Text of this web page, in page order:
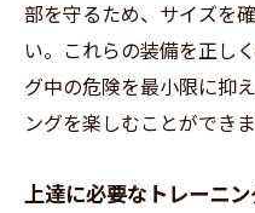
部を守るため、サイズを
い。これらの装備を正し
グ中の危険を最小限に抑
ングを楽しむことができま
上達に必要なトレーニ